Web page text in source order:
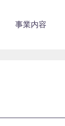
事業内容